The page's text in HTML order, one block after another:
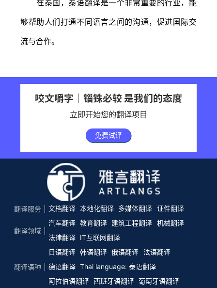
在泰国，泰语翻译是一个非常重要的行业，能
够帮助人们打通不同语言之间的沟通，促进国际交
流与合作。
咬文嚼字｜锱铢必较 是我们的态度
立即开始您的翻译项目
免费试译
翻译服务 文档翻译 本地化翻译 多媒体翻译 证件翻译
翻译领域
汽车翻译 教育翻译 建筑工程翻译 机械翻译
法律翻译
IT互联网翻译
翻译语种
日语翻译 韩语翻译 俄语翻译
法语翻译
德语翻译 Thai language: 泰语翻译
阿拉伯语翻译 西班牙语翻译 葡萄牙语翻译